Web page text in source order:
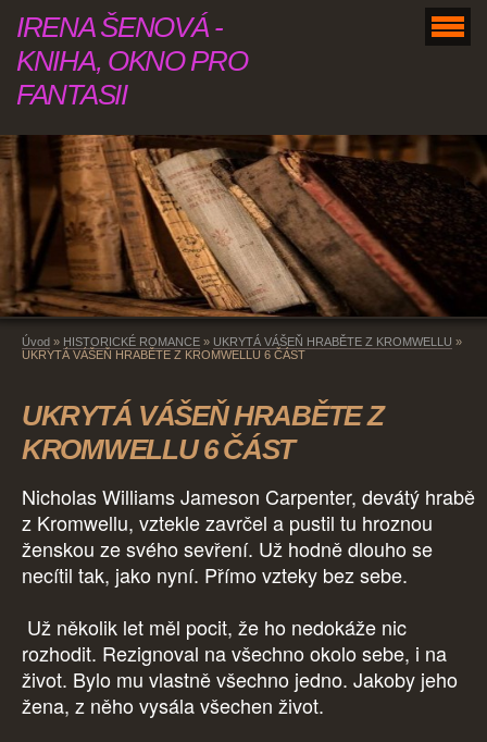
IRENA ŠENOVÁ -
KNIHA, OKNO PRO
FANTASII
Úvod » HISTORICKÉ ROMANCE » UKRYTÁ VÁŠEŇ HRABĚTE Z KROMWELLU »
UKRYTÁ VÁŠEŇ HRABĚTE Z KROMWELLU 6 ČÁST
UKRYTÁ VÁŠEŇ HRABĚTE Z
KROMWELLU 6 ČÁST
Nicholas Williams Jameson Carpenter, devátý hrabě
z Kromwellu, vztekle zavrčel a pustil tu hroznou
ženskou ze svého sevření. Už hodně dlouho se
necítil tak, jako nyní. Přímo vzteky bez sebe.
Už několik let měl pocit, že ho nedokáže nic
rozhodit. Rezignoval na všechno okolo sebe, i na
život. Bylo mu vlastně všechno jedno. Jakoby jeho
žena, z něho vysála všechen život.